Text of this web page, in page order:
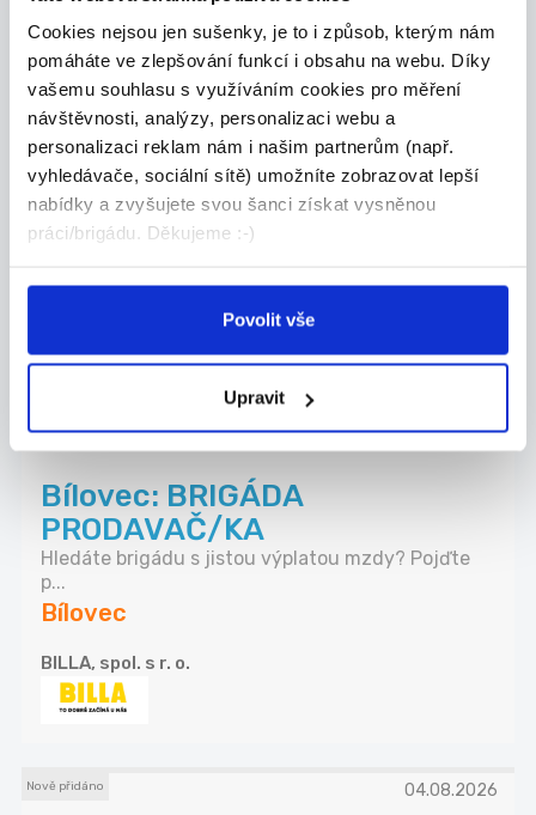
Cookies nejsou jen sušenky, je to i způsob, kterým nám
pomáháte ve zlepšování funkcí i obsahu na webu. Díky
vašemu souhlasu s využíváním cookies pro měření
návštěvnosti, analýzy, personalizaci webu a
personalizaci reklam nám i našim partnerům (např.
vyhledávače, sociální sítě) umožníte zobrazovat lepší
nabídky a zvyšujete svou šanci získat vysněnou
práci/brigádu. Děkujeme :-)
Povolit vše
Upravit
Nově přidáno 03.08.2026
PRODAVAČ/KA MASA A
UZENIN - BRIGÁDA V
PRODEJNĚ V NOVÉ...
Hledáme šikovnou/šikovného brigádnici nebo
brigá...
Bílovec: BRIGÁDA
PRODAVAČ/KA
Hledáte brigádu s jistou výplatou mzdy? Pojďte
p...
Bílovec
BILLA, spol. s r. o.
Nově přidáno 04.08.2026